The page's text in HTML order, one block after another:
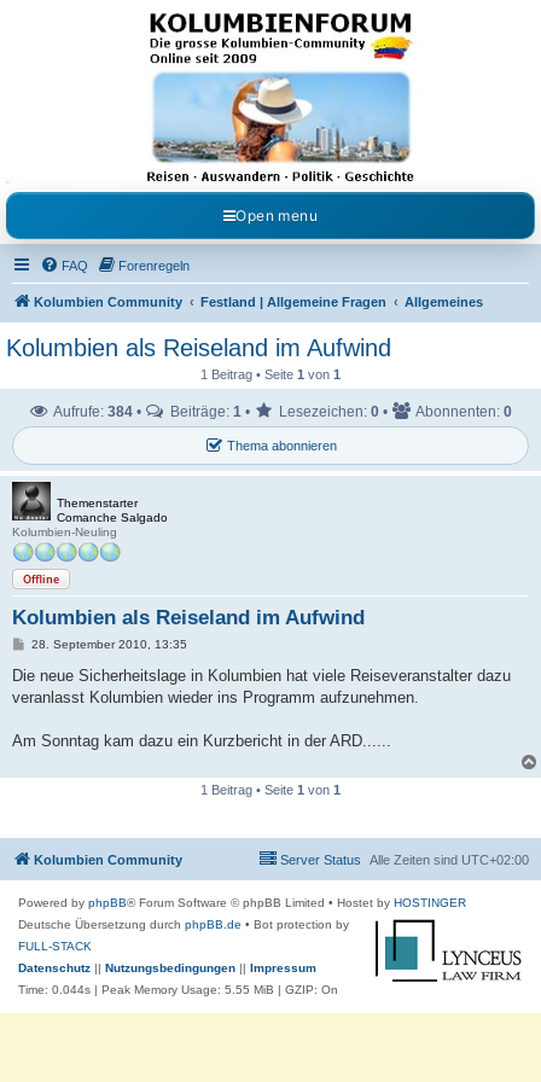
Kolumbienforum - Das
grosse Forum der
Freunde Kolumbiens
Reisen, Auswandern, Kultur, Politik, Geschichte und Visum in Kolumbien und Venezuela.
Austausch, Erfahrungen und Gemeinschaft im Kolumbienforum
Open menu
FAQ Forenregeln
Kolumbien Community Festland | Allgemeine Fragen Allgemeines
Kolumbien als Reiseland im Aufwind
1 Beitrag • Seite 1 von 1
Thema abonnieren
Aufrufe: 384 • Beiträge: 1 • Lesezeichen: 0 • Abonnenten: 0
Themenstarter
Comanche Salgado
Kolumbien-Neuling
Offline
Kolumbien als Reiseland im Aufwind
B
i
r
28. September 2010, 13:35
Die neue Sicherheitslage in Kolumbien hat viele Reiseveranstalter dazu
veranlasst Kolumbien wieder ins Programm aufzunehmen.
Am Sonntag kam dazu ein Kurzbericht in der ARD......
1 Beitrag • Seite 1 von 1
Kolumbien Community Alle Zeiten sind UTC+02:00
Server Status
Powered by phpBB® Forum Software © phpBB Limited • Hostet by HOSTINGER
Deutsche Übersetzung durch phpBB.de • Bot protection by
FULL-STACK
Datenschutz || Nutzungsbedingungen || Impressum
Time: 0.044s | Peak Memory Usage: 5.55 MiB | GZIP: On